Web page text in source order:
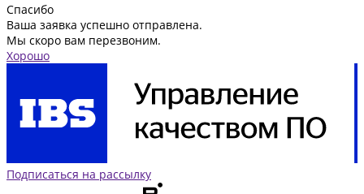
Спасибо
Ваша заявка успешно отправлена.
Мы скоро вам перезвоним.
Хорошо
Подписаться на рассылку